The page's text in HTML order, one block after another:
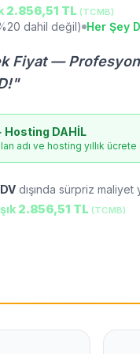
2.856,51 TL (TCMB)
dahil değil) Her Şey
Fiyat —
Hosting DAHİL
adı ve hosting yıllık ücrete
dışında sürpriz
2.856,51 TL (TCMB)